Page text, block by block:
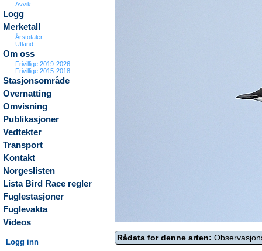
Avvik
Logg
Merketall
Årstotaler
Utland
Om oss
Frivillige 2019-2026
Frivillige 2015-2018
Stasjonsområde
Overnatting
Omvisning
Publikasjoner
Vedtekter
Transport
Kontakt
Norgeslisten
Lista Bird Race regler
Fuglestasjoner
Fuglevakta
Videos
Logg inn Rådata for denne arten: